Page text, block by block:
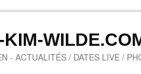
KIM-
- ACTUALITÉS / DATES LIVE /